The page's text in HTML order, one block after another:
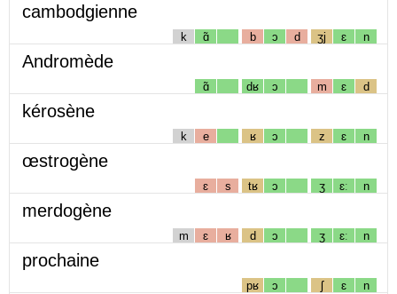
cambodgienne
k ɑ̃ b ɔ d ʒj ɛ n
Andromède
ɑ̃ dʁ ɔ m ɛ d
kérosène
k e ʁ ɔ z ɛ n
œstrogène
ɛ s tʁ ɔ ʒ ɛː n
merdogène
m ɛ ʁ d ɔ ʒ ɛː n
prochaine
pʁ ɔ ʃ ɛ n